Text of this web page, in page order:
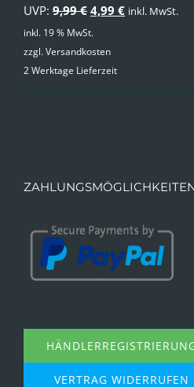
UVP: 9,99€ Ursprünglicher
Preis
war:
4,99 €Aktueller
inkl. MwSt.
inkl. 19 % MwSt.
zzgl.Versandkosten
2 Werktage Lieferzeit
VERTRAG WIDERRUFEN